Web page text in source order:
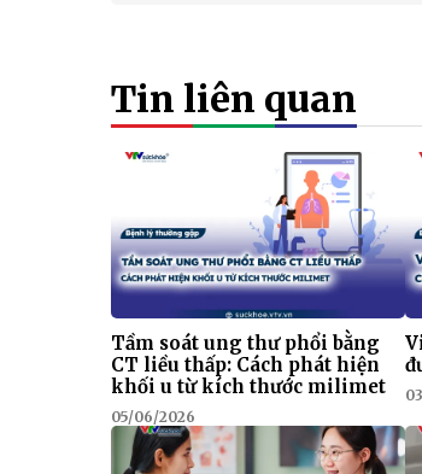
Tin liên quan
Tầm soát ung thư phổi bằng
CT liều thấp: Cách phát hiện
khối u từ kích thước milimet
05/06/2026